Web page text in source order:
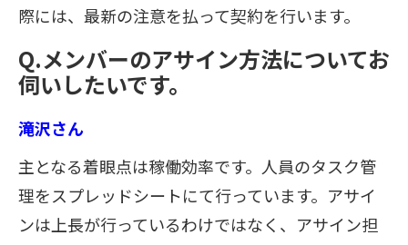
際には、最新の注意を払って契約を行います。
Q.メンバーのアサイン方法についてお
伺いしたいです。
滝沢さん
主となる着眼点は稼働効率です。人員のタスク管
理をスプレッドシートにて行っています。アサイ
ンは上長が行っているわけではなく、アサイン担